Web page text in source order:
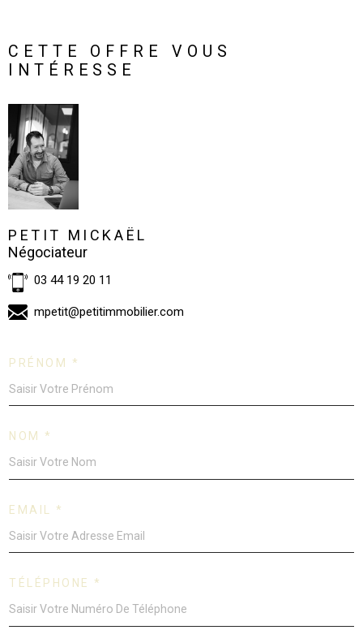
CETTE OFFRE VOUS
INTÉRESSE
PETIT MICKAËL
Négociateur
03 44 19 20 11
mpetit@petitimmobilier.com
PRÉNOM *
NOM *
EMAIL *
TÉLÉPHONE *